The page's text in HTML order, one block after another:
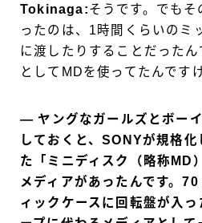
Tokinaga:そうです。でも
ったのは、1時間くらいのミ
に渡したりすることだった
としてMDを使ってたんです
― ヤングなガールズとボー
しておくと、SONYが規格
た「ミニディスク（略称MD
メディアがあったんです。
ィックケースに回転盤が入